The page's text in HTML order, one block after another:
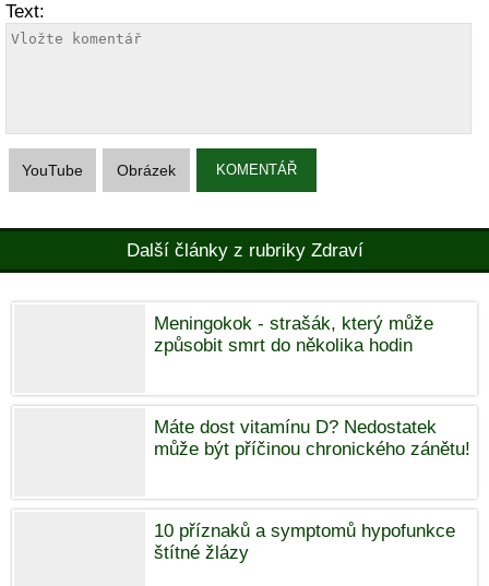
Text:
YouTube Obrázek KOMENTÁŘ
Další články z rubriky Zdraví
Meningokok - strašák, který může
způsobit smrt do několika hodin
Máte dost vitamínu D? Nedostatek
může být příčinou chronického zánětu!
10 příznaků a symptomů hypofunkce
štítné žlázy